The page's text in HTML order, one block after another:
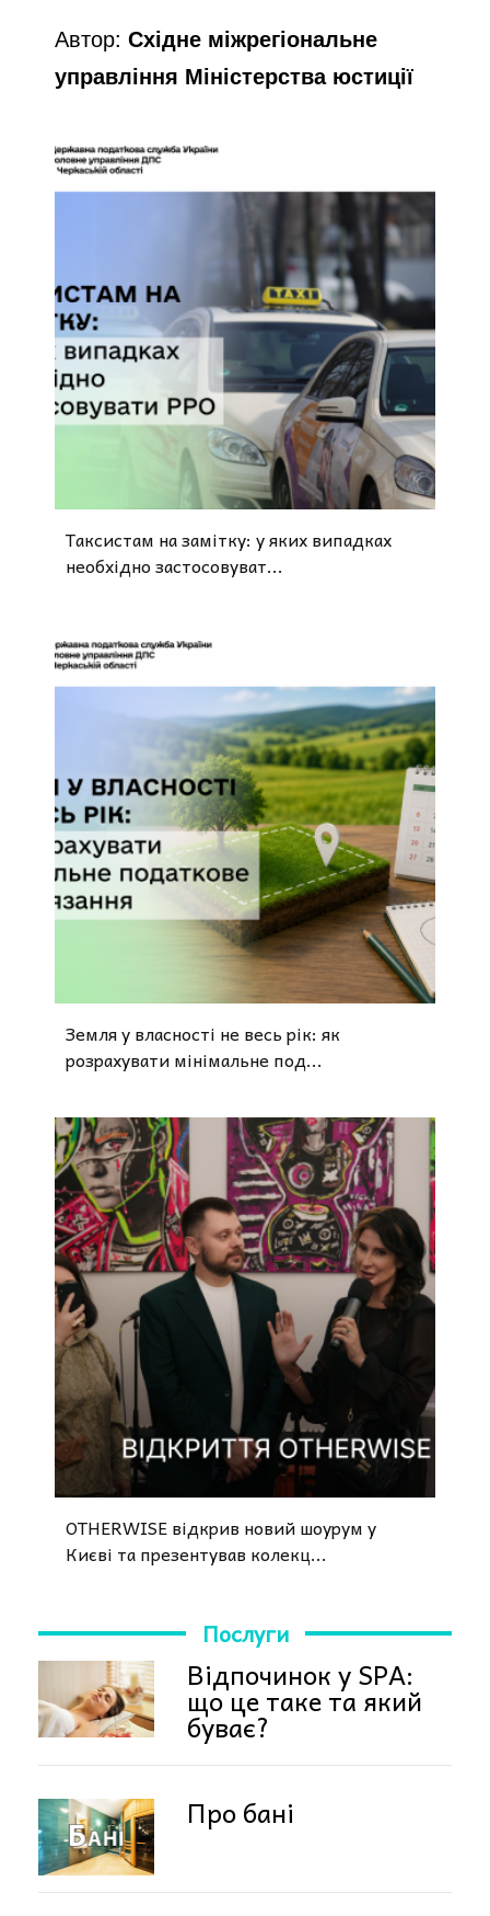
Автор:Східне міжрегіональне
управління Міністерства юстиції
Таксистам на замітку: у яких випадках
необхідно застосовуват...
Земля у власності не весь рік: як
розрахувати мінімальне под...
OTHERWISE відкрив новий шоурум у
Києві та презентував колекц...
Послуги
Відпочинок у SPA:
що це таке та який
буває?
Про бані